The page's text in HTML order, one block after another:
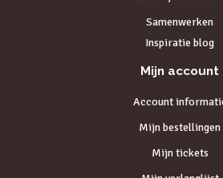
Samenwerken
Inspiratie blog
Mijn account
Account
Mijn bestellingen
Mijn tickets